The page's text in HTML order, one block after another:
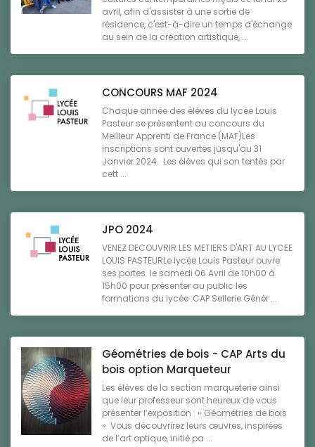
avril, afin d'assister à une sortie de
résidence, c'est-à-dire un temps d'échange
au sein de la création artistique, ...
CONCOURS MAF 2024
Chaque année des élèves du lycée Louis
Pasteur se présentent au concours du
Meilleur Apprenti de France (MAF)Les
inscriptions sont ouvertes jusqu'au 31
Janvier 2024. Les élèves qui son tentés par
cett ...
JPO 2024
VENEZ DECOUVRIR LES METIERS D'ART AU LYCEE
LOUIS PASTEURLe lycée Louis Pasteur ouvre
ses portes le samedi 06 Avril de 10h00 à
15h00 pour présenter au public les
formations du lycée :CAP Sellerie Génér ...
Géométries de bois - CAP Arts du
bois option Marqueteur
Les élèves de la section marqueterie ainsi
que leur professeur sont heureux de vous
présenter l’exposition : « Géométries de bois
» Vous découvrirez leurs œuvres, inspirées
de l’art optique, initié pa ...